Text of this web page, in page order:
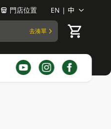
門店位置 EN | 中
去湊單